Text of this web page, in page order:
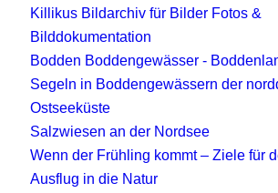
Killikus Bildarchiv für Bilder Fotos &
Bilddokumentation
Bodden Boddengewässer -
Segeln in Boddengewässern der
Ostseeküste
Salzwiesen an der Nordsee
Wenn der Frühling kommt – Ziele für
Ausflug in die Natur